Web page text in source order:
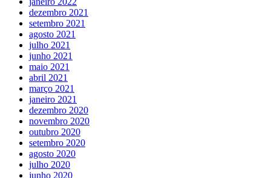
dezembro 2021
setembro 2021
agosto 2021
julho 2021
junho 2021
maio 2021
abril 2021
março 2021
janeiro 2021
dezembro 2020
novembro 2020
outubro 2020
setembro 2020
agosto 2020
julho 2020
junho 2020